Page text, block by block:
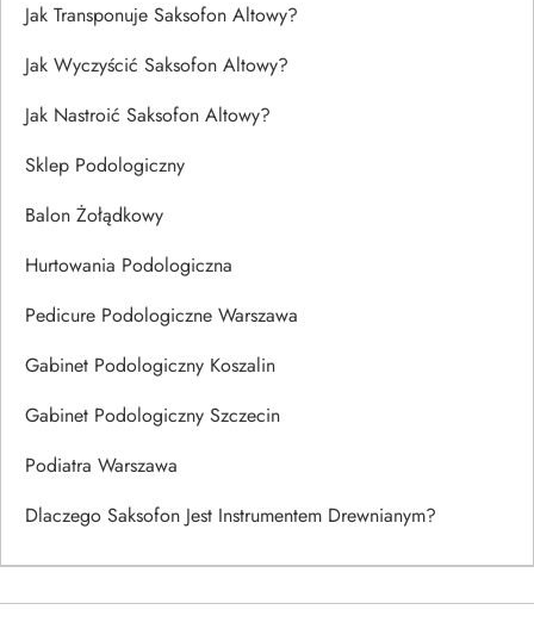
Jak Transponuje Saksofon Altowy?
Jak Wyczyścić Saksofon Altowy?
Jak Nastroić Saksofon Altowy?
Sklep Podologiczny
Balon Żołądkowy
Hurtowania Podologiczna
Pedicure Podologiczne Warszawa
Gabinet Podologiczny Koszalin
Gabinet Podologiczny Szczecin
Podiatra Warszawa
Dlaczego Saksofon Jest Instrumentem Drewnianym?